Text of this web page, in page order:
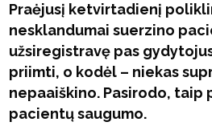
Praėjusį ketvirtadienį
nesklandumai suerzino
užsiregistravę pas
priimti, o kodėl – niekas
nepaaiškino. Pasirodo, taip
pacientų saugumo.